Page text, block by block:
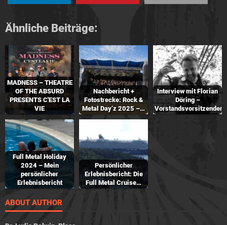
Ähnliche Beiträge:
MADNESS – THEATRE
OF THE ABSURD
PRESENTS C'EST LA
VIE
Nachbericht +
Fotostrecke: Rock &
Metal Day’z 2025 –…
Interview mit Florian
Döring –
Vorstandsvorsitzender…
Full Metal Holiday
2024 – Mein
persönlicher
Erlebnisbericht
Persönlicher
Erlebnisbericht: Die
Full Metal Cruise…
ABOUT AUTHOR